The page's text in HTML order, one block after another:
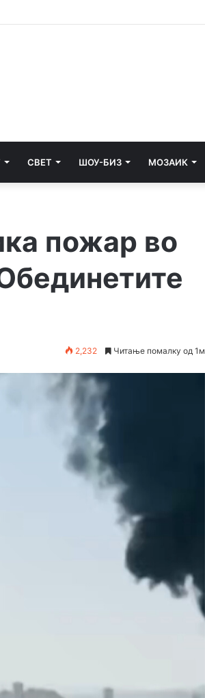
во Тајланд, 15 повредени
СВЕТ ШОУ-БИЗ МОЗАИК
пожар во
2,232 Читање помалку од 1м